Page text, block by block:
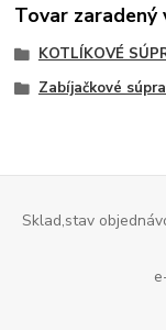
Tovar zaradený
KOTLÍKOVÉ
Zabíjačkové
Sklad,stav